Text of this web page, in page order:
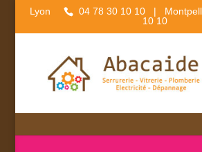
Lyon 04 78 30 10 10 |
10 10